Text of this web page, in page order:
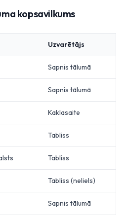
kopsavilkums
Uzvarētājs
Sapnis tālumā
Sapnis tālumā
Kaklasaite
Tabliss
Tabliss
Tabliss (neliels)
Sapnis tālumā